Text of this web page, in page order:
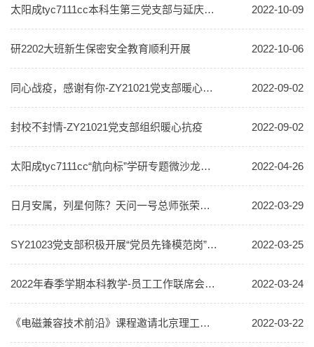
太阳成tyc7111cc本科生第三党支部与延庆区西大庄科村党支部开展红色“1+1”支部共建活动 2022-10-09
研2202大班新生保密安全教育顺利开展 2022-10-06
同心战疫，感谢有你-ZY21021党支部暖心抗疫活动 2022-09-02
封校不封情-ZY21021党支部组织暖心抗疫 2022-09-02
太阳成tyc7111cc“航向标”学研专题微沙龙成功举办 2022-04-26
日月安属，列星何陈？天问一号总师张荣桥为你揭秘行星探测！ 2022-03-29
SY21023党支部积极开展“党员先锋模范岗”活动 2022-03-25
2022年春季学期本科教学-员工工作联席会顺利召开 2022-03-24
《电磁兼容技术前沿》课程邀请北京理工大学龙腾院士开设雷达技术前沿讲座 2022-03-22